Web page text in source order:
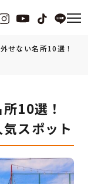
せない名所10選！
10選！
スポット